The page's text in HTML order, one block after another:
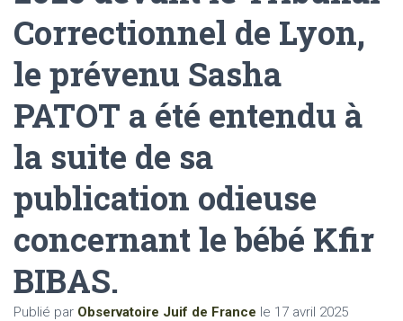
A
Correctionnel de Lyon,
le prévenu Sasha
PATOT a été entendu à
la suite de sa
publication odieuse
concernant le bébé Kfir
BIBAS.
Publié par Observatoire Juif de France le 17 avril 2025